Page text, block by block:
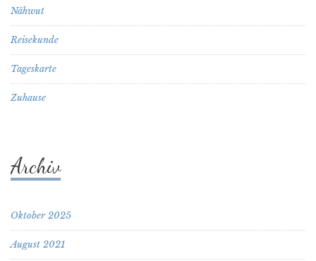
Nähwut
Reisekunde
Tageskarte
Zuhause
Archiv
Oktober 2025
August 2021